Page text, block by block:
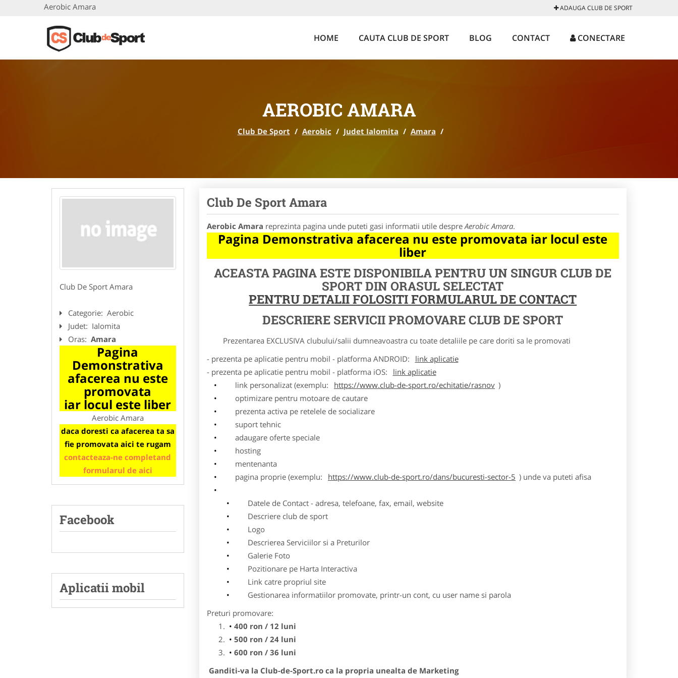
Aerobic Amara ADAUGA CLUB DE SPORT
HOME CAUTA CLUB DE SPORT BLOG CONTACT CONECTARE
AEROBIC AMARA
Club De Sport / Aerobic / Judet Ialomita / Amara /
Club De Sport Amara
Categorie: Aerobic
Judet: Ialomita
Oras: Amara
Pagina
Demonstrativa
afacerea nu este
promovata
iar locul este liber
Aerobic Amara
daca doresti ca afacerea ta sa
fie promovata aici te rugam
contacteaza-ne completand
formularul de aici
Facebook
Aplicatii mobil
Club De Sport Amara
Aerobic Amara reprezinta pagina unde puteti gasi informatii utile despreAerobic Amara.
Pagina Demonstrativa afacerea nu este promovata iar locul este
liber
ACEASTA PAGINA ESTE DISPONIBILA PENTRU UN SINGUR CLUB DE
SPORT DIN ORASUL SELECTAT
PENTRU DETALII FOLOSITI FORMULARUL DE CONTACT
DESCRIERE SERVICII PROMOVARE CLUB DE SPORT
Prezentarea EXCLUSIVA clubului/salii dumneavoastra cu toate detaliile pe care doriti sa le promovati
- prezenta pe aplicatie pentru mobil - platforma ANDROID:
link aplicatie
- prezenta pe aplicatie pentru mobil - platforma iOS:
link aplicatie
link personalizat (exemplu:
https://www.club-de-sport.ro/echitatie/rasnov )
optimizare pentru motoare de cautare
prezenta activa pe retelele de socializare
suport tehnic
adaugare oferte speciale
hosting
mentenanta
pagina proprie (exemplu:
https://www.club-de-sport.ro/dans/bucuresti-sector-5 ) unde va puteti afisa
Datele de Contact - adresa, telefoane, fax, email, website
Descriere club de sport
Logo
Descrierea Serviciilor si a Preturilor
Galerie Foto
Pozitionare pe Harta Interactiva
Link catre propriul site
Gestionarea informatiilor promovate, printr-un cont, cu user name si parola
Preturi promovare:
400 ron / 12 luni
500 ron / 24 luni
600 ron / 36 luni
Ganditi-va la Club-de-Sport.ro ca la propria unealta de Marketing